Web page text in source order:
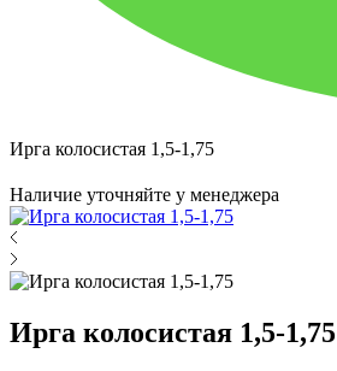
Ирга колосистая 1,5-1,75
Наличие уточняйте у менеджера
Ирга колосистая 1,5-1,75